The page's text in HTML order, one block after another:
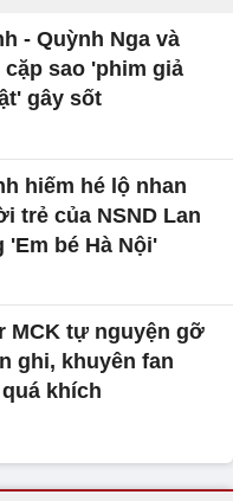
- Quỳnh Nga và
sao 'phim giả
gây sốt
hiếm hé lộ nhan
trẻ của NSND Lan
'Em bé Hà Nội'
MCK tự nguyện gỡ
ghi, khuyên fan
khích